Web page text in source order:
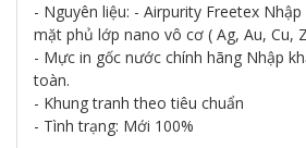
- Nguyên liệu: - Airpurity Freetex
mặt phủ lớp nano vô cơ ( Ag, Au, Cu,
- Mực in gốc nước chính hãng Nhập
toàn.
- Khung tranh theo tiêu chuẩn
- Tình trạng: Mới 100%